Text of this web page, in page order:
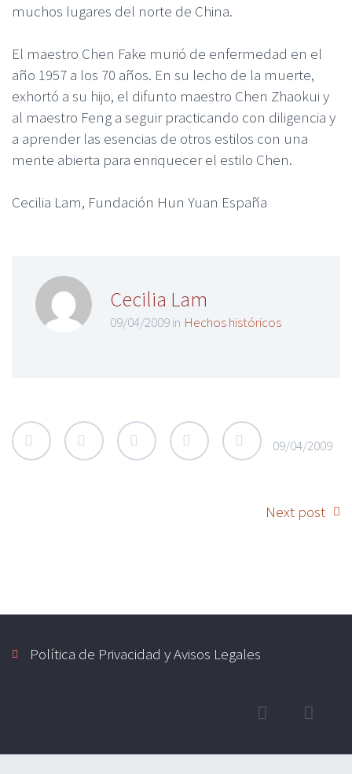
muchos lugares del norte de China.
El maestro Chen Fake murió de enfermedad en el
año 1957 a los 70 años. En su lecho de la muerte,
exhortó a su hijo, el difunto maestro Chen Zhaokui y
al maestro Feng a seguir practicando con diligencia y
a aprender las esencias de otros estilos con una
mente abierta para enriquecer el estilo Chen.
Cecilia Lam, Fundación Hun Yuan España
Cecilia Lam
09/04/2009 in Hechos históricos
09/04/2009
Next post
Política de Privacidad y Avisos Legales